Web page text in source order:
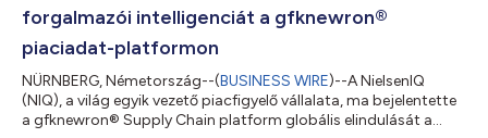
forgalmazói intelligenciát a gfknewron®
piaciadat-platformon
NÜRNBERG, Németország--(BUSINESS WIRE)--A NielsenIQ
(NIQ), a világ egyik vezető piacfigyelő vállalata, ma bejelentette
a gfknewron® Supply Chain platform globális elindulását a